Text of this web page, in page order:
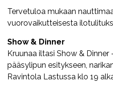
Tervetuloa mukaan
vuorovaikutteisesta
Show & Dinner
Kruunaa iltasi Show &
pääsylipun esitykseen,
Ravintola Lastussa klo 19